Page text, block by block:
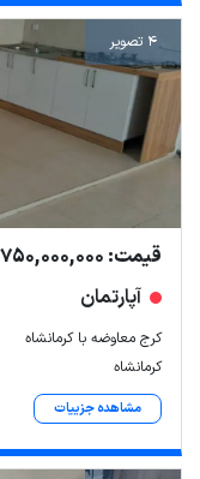
4 تصویر
قیمت: 3,750,000,000 تومان
آپارتمان
کرج معاوضه با کرمانشاه
کرمانشاه
مشاهده جزییات